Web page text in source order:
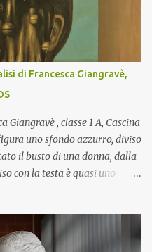
di Francesca Giangravè,
Giangravè , classe 1 A, Cascina
uno sfondo azzurro, diviso
il busto di una donna, dalla
con la testa è quasi uno
nelle sue opere,
minaccioso, come se si